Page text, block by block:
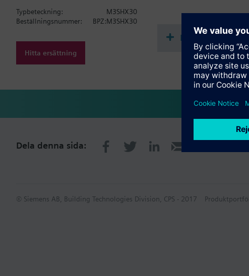
Typbeteckning:
M3SHX30
Beställningsnummer:
BPZ:M3SHX30
Hitta ersättning
Dokumentation
Dela denna sida:
© Siemens AB, Building Technologies Division, CPS - 2017